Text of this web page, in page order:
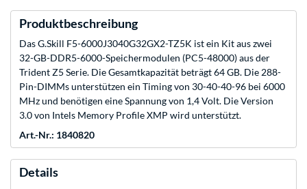
Produktbeschreibung
Das G.Skill F5-6000J3040G32GX2-TZ5K ist ein Kit aus zwei
32-GB-DDR5-6000-Speichermodulen (PC5-48000) aus der
Trident Z5 Serie. Die Gesamtkapazität beträgt 64 GB. Die 288-
Pin-DIMMs unterstützen ein Timing von 30-40-40-96 bei 6000
MHz und benötigen eine Spannung von 1,4 Volt. Die Version
3.0 von Intels Memory Profile XMP wird unterstützt.
Art.-Nr.: 1840820
Details